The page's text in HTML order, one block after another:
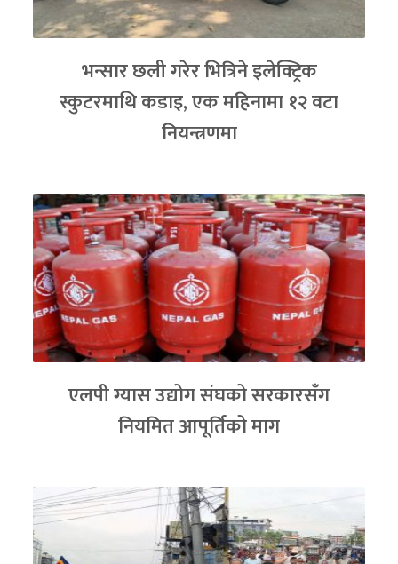
भन्सार छली गरेर भित्रिने इलेक्ट्रिक
स्कुटरमाथि कडाइ, एक महिनामा १२ वटा
नियन्त्रणमा
एलपी ग्यास उद्योग संघको सरकारसँग
नियमित आपूर्तिको माग